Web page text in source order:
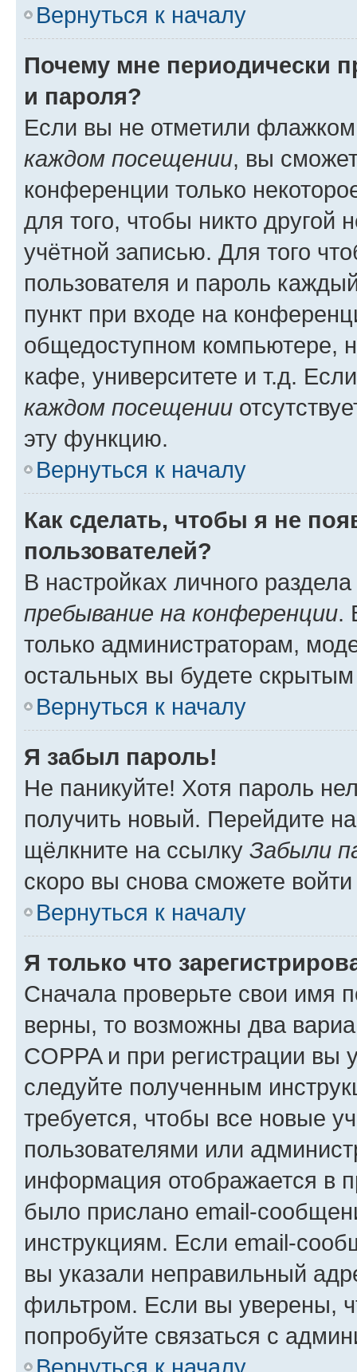
Вернуться к началу
Почему мне периодически
и пароля?
Если вы не отметили
каждом посещении, вы
конференции только
для того, чтобы никто другой
учётной записью. Для того
пользователя и пароль
пункт при входе на
общедоступном компьютере,
кафе, университете и т.д.
каждом посещении
эту функцию.
Вернуться к началу
Как сделать, чтобы я не
пользователей?
В настройках личного
пребывание на конференции.
только администраторам,
остальных вы будете
Вернуться к началу
Я забыл пароль!
Не паникуйте! Хотя пароль
получить новый. Перейдите
щёлкните на ссылку Забыли
скоро вы снова сможете
Вернуться к началу
Я только что
Сначала проверьте свои имя
верны, то возможны два
COPPA и при регистрации вы
следуйте полученным
требуется, чтобы все новые
пользователями или
информация отображается в
было прислано email-
инструкциям. Если email-
вы указали неправильный
фильтром. Если вы уверены,
попробуйте связаться с
Вернуться к началу